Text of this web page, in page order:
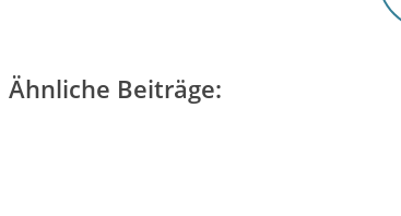
Ähnliche Beiträge: